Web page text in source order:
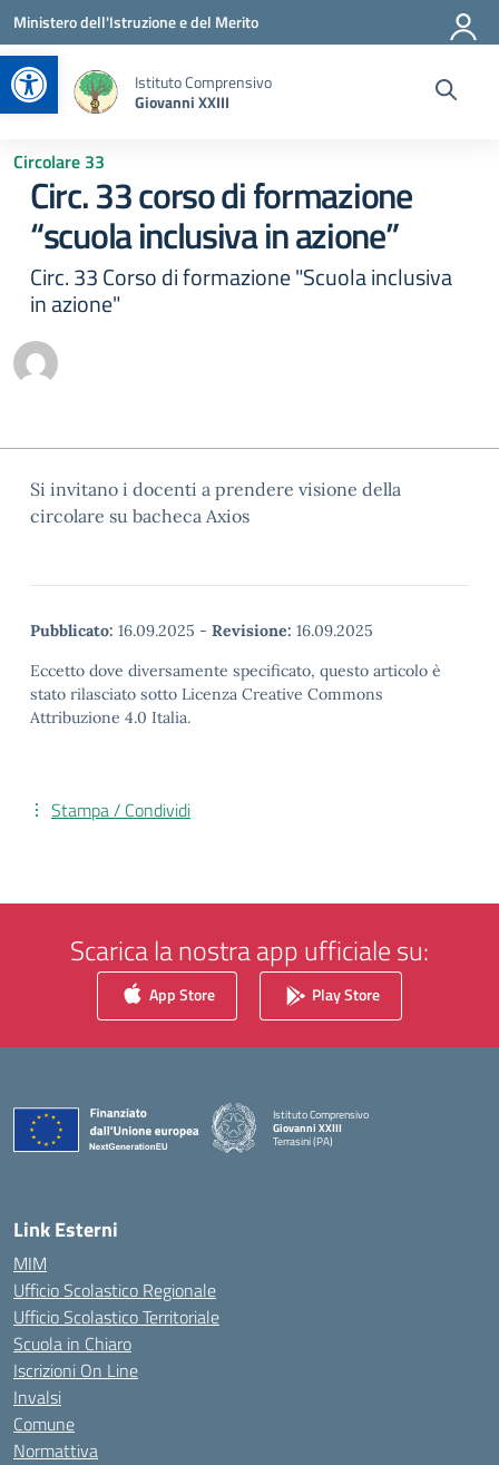
Apri la barra degli strumenti
Vai ai contenuti
Vai al menu di navigazione
Vai al footer
Ministero dell'Istruzione e del Merito
Istituto Comprensivo
Giovanni XXIII
Circolare 33
Circ. 33 corso di formazione
“scuola inclusiva in azione”
Circ. 33 Corso di formazione "Scuola inclusiva
in azione"
Si invitano i docenti a prendere visione della
circolare su bacheca Axios
Pubblicato: 16.09.2025 - Revisione: 16.09.2025
Eccetto dove diversamente specificato, questo articolo è
stato rilasciato sotto Licenza Creative Commons
Attribuzione 4.0 Italia.
Stampa / Condividi
Scarica la nostra app ufficiale su:
App Store Play Store
Istituto Comprensivo
Giovanni XXIII
Terrasini (PA)
Link Esterni
MIM
Ufficio Scolastico Regionale
Ufficio Scolastico Territoriale
Scuola in Chiaro
Iscrizioni On Line
Invalsi
Comune
Normattiva